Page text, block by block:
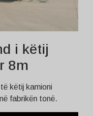
i këtij
8m
këtij kamioni
fabrikën tonë.